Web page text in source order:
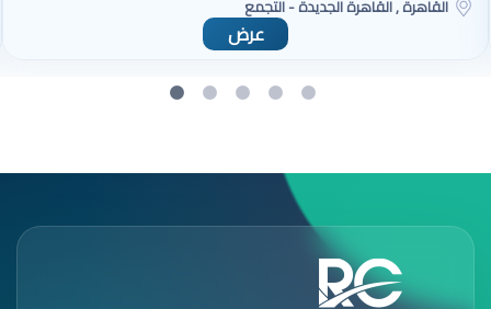
القاهرة , القاهرة الجديدة - التجمع
عرض